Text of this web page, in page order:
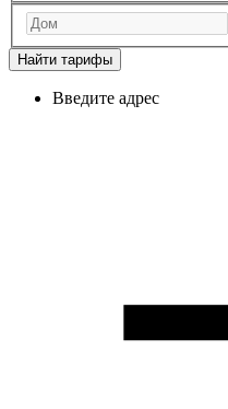
Найти тарифы
Введите адрес